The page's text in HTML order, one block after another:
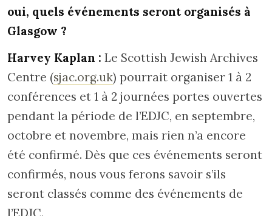
oui, quels événements seront organisés à
Glasgow ?
Harvey Kaplan : Le Scottish Jewish Archives
Centre (sjac.org.uk) pourrait organiser 1 à 2
conférences et 1 à 2 journées portes ouvertes
pendant la période de l’EDJC, en septembre,
octobre et novembre, mais rien n’a encore
été confirmé. Dès que ces événements seront
confirmés, nous vous ferons savoir s’ils
seront classés comme des événements de
l’EDJC.